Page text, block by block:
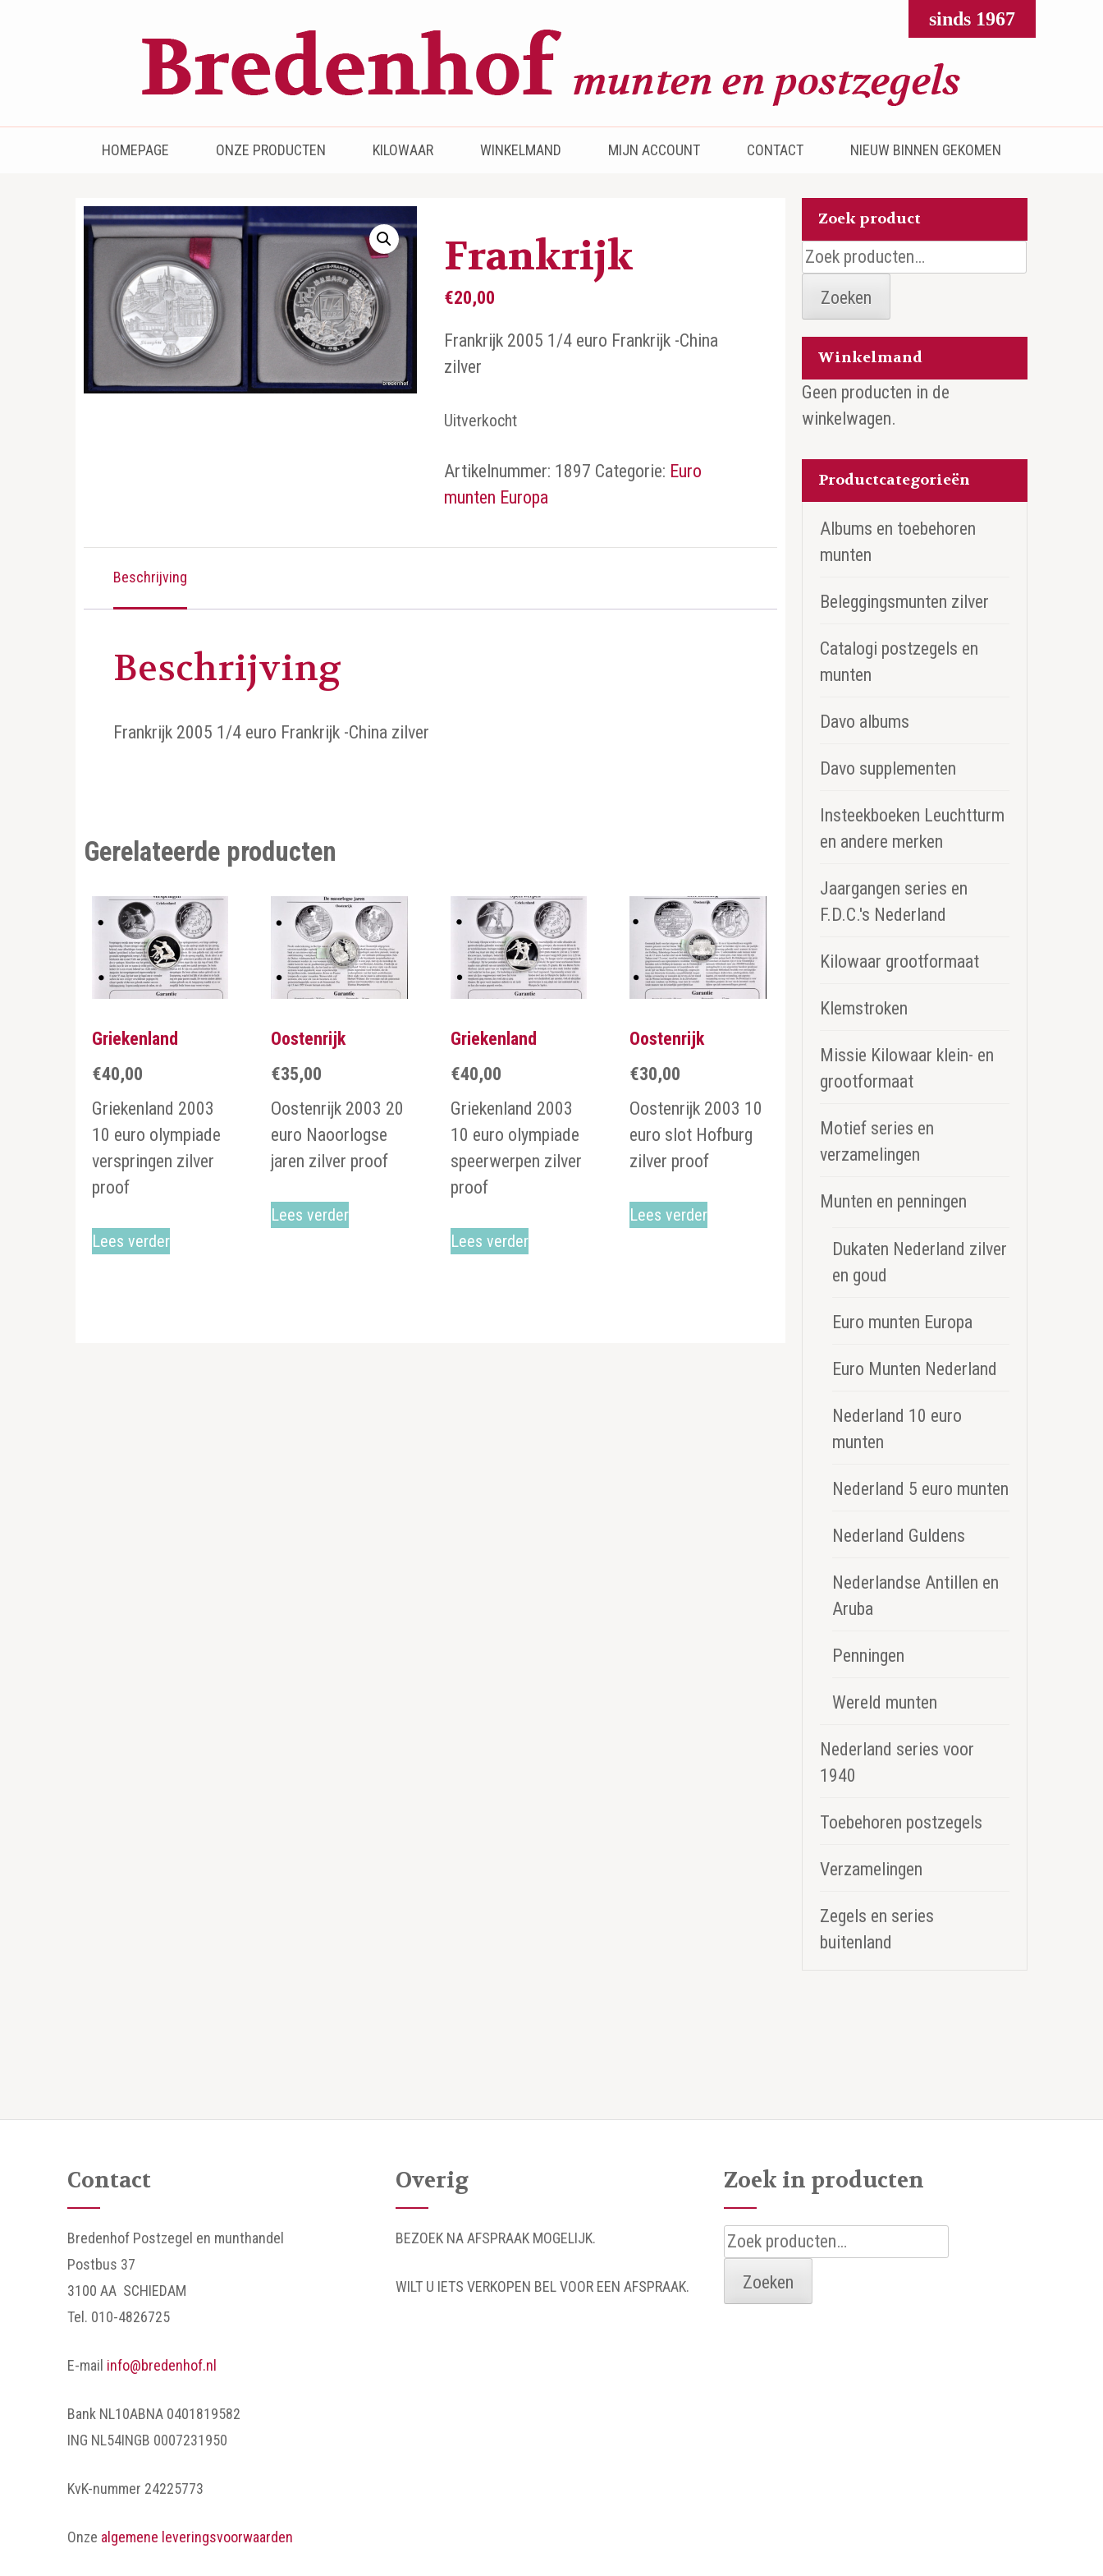
sinds 1967
Bredenhof
Postzegels en munten
HOMEPAGE ONZE PRODUCTEN KILOWAAR WINKELMAND MIJN ACCOUNT CONTACT NIEUW BINNEN GEKOMEN
Frankrijk
€20,00
Frankrijk 2005 1/4 euro Frankrijk -China
zilver
Uitverkocht
Artikelnummer: 1897 Categorie: Euro
munten Europa
Beschrijving
Beschrijving
Frankrijk 2005 1/4 euro Frankrijk -China zilver
Gerelateerde producten
Griekenland
€40,00
Griekenland 2003
10 euro olympiade
verspringen zilver
proof
Lees verder
Oostenrijk
€35,00
Oostenrijk 2003 20
euro Naoorlogse
jaren zilver proof
Lees verder
Griekenland
€40,00
Griekenland 2003
10 euro olympiade
speerwerpen zilver
proof
Lees verder
Oostenrijk
€30,00
Oostenrijk 2003 10
euro slot Hofburg
zilver proof
Lees verder
Zoek product
Zoeken
naar:
Zoeken
Winkelmand
Geen producten in de
winkelwagen.
Productcategorieën
Albums en toebehoren
munten
Beleggingsmunten zilver
Catalogi postzegels en
munten
Davo albums
Davo supplementen
Insteekboeken Leuchtturm
en andere merken
Jaargangen series en
F.D.C.'s Nederland
Kilowaar grootformaat
Klemstroken
Missie Kilowaar klein- en
grootformaat
Motief series en
verzamelingen
Munten en penningen
Dukaten Nederland zilver
en goud
Euro munten Europa
Euro Munten Nederland
Nederland 10 euro
munten
Nederland 5 euro munten
Nederland Guldens
Nederlandse Antillen en
Aruba
Penningen
Wereld munten
Nederland series voor
1940
Toebehoren postzegels
Verzamelingen
Zegels en series
buitenland
Contact
Bredenhof Postzegel en munthandel
Postbus 37
3100 AA SCHIEDAM
Tel. 010-4826725
E-mail info@bredenhof.nl
Bank NL10ABNA 0401819582
ING NL54INGB 0007231950
KvK-nummer 24225773
Onze algemene leveringsvoorwaarden
Overig
BEZOEK NA AFSPRAAK MOGELIJK.
WILT U IETS VERKOPEN BEL VOOR EEN AFSPRAAK.
Zoek in producten
Zoeken
naar:
Zoeken